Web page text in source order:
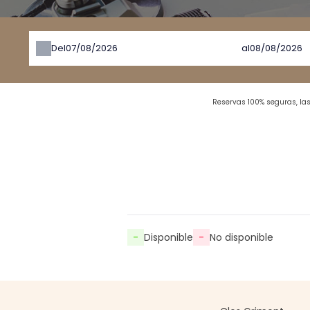
Del al
Reservas 100% seguras,
- Disponible - No disponible